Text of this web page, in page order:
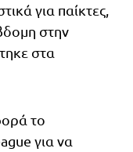
για παίκτες,
στην
στα
το
για να